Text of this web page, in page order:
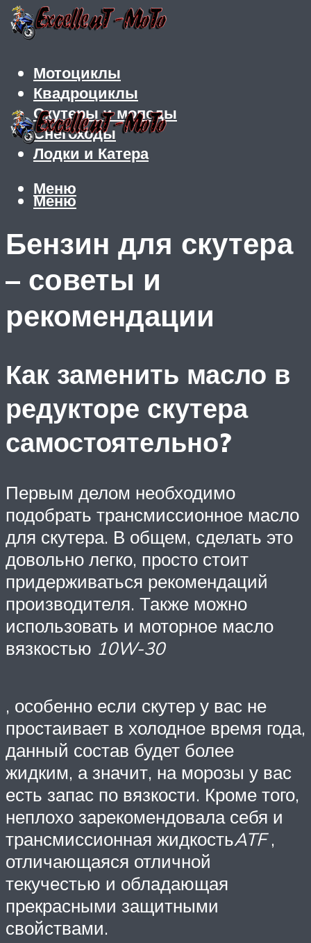
Мотоциклы
Квадроциклы
Скутеры и мопеды
Снегоходы
Лодки и Катера
Меню
Меню
Бензин для скутера
– советы и
рекомендации
Как заменить масло в
редукторе скутера
самостоятельно?
Первым делом необходимо
подобрать трансмиссионное масло
для скутера. В общем, сделать это
довольно легко, просто стоит
придерживаться рекомендаций
производителя. Также можно
использовать и моторное масло
вязкостью 10W-30
, особенно если скутер у вас не
простаивает в холодное время года,
данный состав будет более
жидким, а значит, на морозы у вас
есть запас по вязкости. Кроме того,
неплохо зарекомендовала себя и
трансмиссионная жидкостьATF,
отличающаяся отличной
текучестью и обладающая
прекрасными защитными
свойствами.